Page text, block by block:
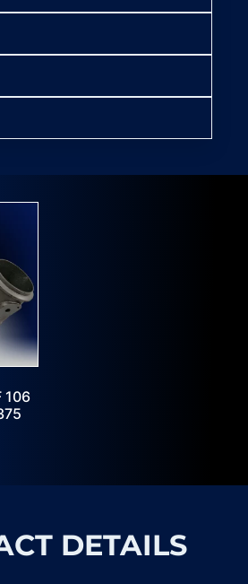
106
DETAILS